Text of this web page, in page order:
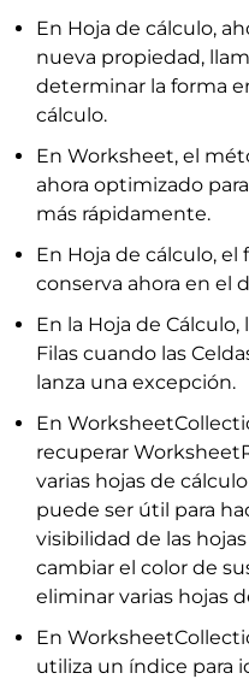
En Hoja de cálculo,
nueva propiedad,
determinar la forma
cálculo.
En Worksheet, el
ahora optimizado
más rápidamente.
En Hoja de cálculo,
conserva ahora en el
En la Hoja de
Filas cuando las
lanza una excepción.
En
recuperar
varias hojas de
puede ser útil para
visibilidad de las
cambiar el color de
eliminar varias hojas
En
utiliza un índice para